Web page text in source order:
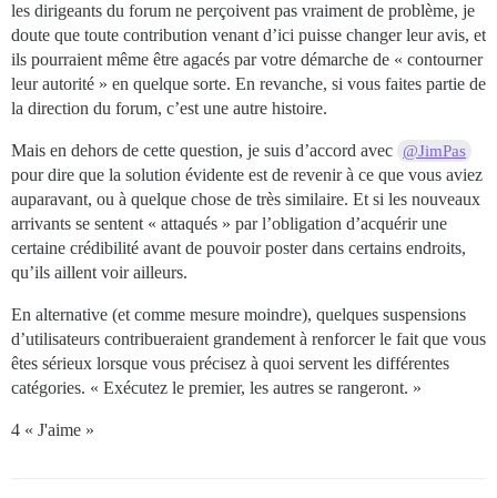
les dirigeants du forum ne perçoivent pas vraiment de problème, je
doute que toute contribution venant d’ici puisse changer leur avis, et
ils pourraient même être agacés par votre démarche de « contourner
leur autorité » en quelque sorte. En revanche, si vous faites partie de
la direction du forum, c’est une autre histoire.
Mais en dehors de cette question, je suis d’accord avec @JimPas
pour dire que la solution évidente est de revenir à ce que vous aviez
auparavant, ou à quelque chose de très similaire. Et si les nouveaux
arrivants se sentent « attaqués » par l’obligation d’acquérir une
certaine crédibilité avant de pouvoir poster dans certains endroits,
qu’ils aillent voir ailleurs.
En alternative (et comme mesure moindre), quelques suspensions
d’utilisateurs contribueraient grandement à renforcer le fait que vous
êtes sérieux lorsque vous précisez à quoi servent les différentes
catégories. « Exécutez le premier, les autres se rangeront. »
4 « J'aime »